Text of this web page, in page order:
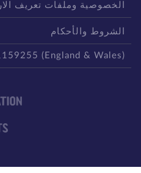
وملفات تعريف
والأحكام
1159255 (England &